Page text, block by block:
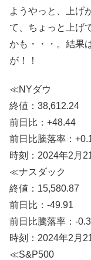
ようやっと、上げ
て、ちょっと上げ
かも・・・。結果
が！！
≪NYダウ
終値：38,612.24
前日比：+48.44
前日比騰落率：
時刻：2024年2月
≪ナスダック
終値：15,580.87
前日比：-49.91
前日比騰落率：-
時刻：2024年2月
≪S&P500